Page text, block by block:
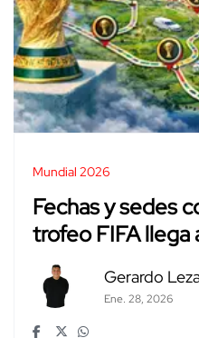
Mundial 2026
Fechas y sedes
trofeo FIFA llega
Gerardo
Ene. 28, 2026